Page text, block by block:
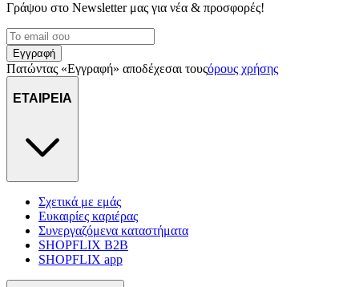
Γράψου στο Νewsletter μας για νέα & προσφορές!
Εγγραφή
Πατώντας «Εγγραφή» αποδέχεσαι τουςόρους χρήσης
ΕΤΑΙΡΕΙΑ
Σχετικά με εμάς
Ευκαιρίες καριέρας
Συνεργαζόμενα καταστήματα
SHOPFLIX B2B
SHOPFLIX app